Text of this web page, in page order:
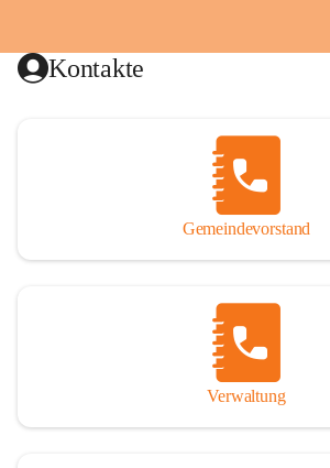
Kontakte
Gemeindevorstand
Verwaltung